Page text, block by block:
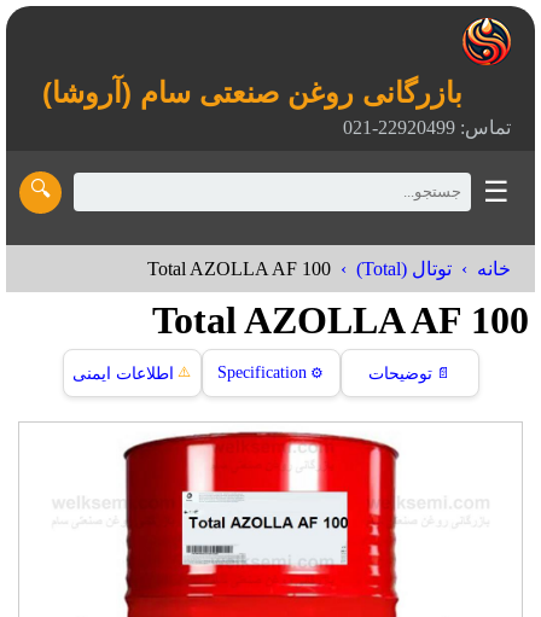
بازرگانی روغن صنعتی سام (آروشا)
تماس: 22920499-021
☰
🔍
خانه توتال (Total) Total AZOLLA AF 100
Total AZOLLA AF 100
📄 توضیحات ⚙️
Specification
⚠️ اطلاعات ایمنی